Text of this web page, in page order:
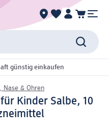
günstig einkaufen
Nase & Ohren
Kinder Salbe, 10